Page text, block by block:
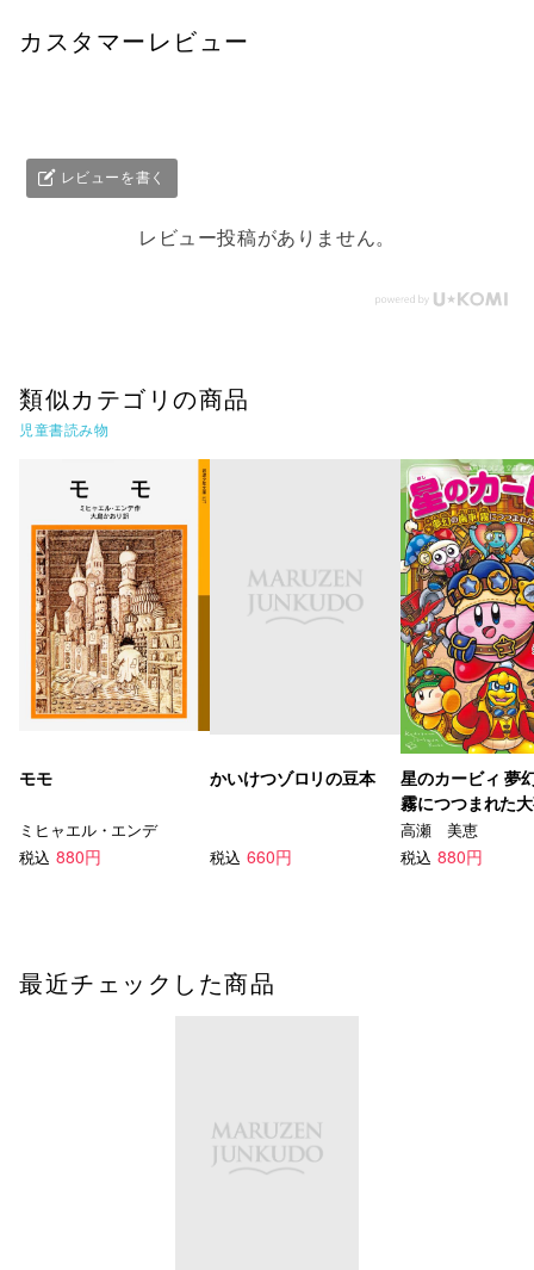
カスタマーレビュー
レビューを書く
レビュー投稿がありません。
類似カテゴリの商品
児童書読み物
モモ
ミヒャエル・エンデ
税込 880円
かいけつゾロリの豆本
税込 660円
星のカービィ 夢
霧につつまれた
高瀬 美恵
税込 880円
最近チェックした商品